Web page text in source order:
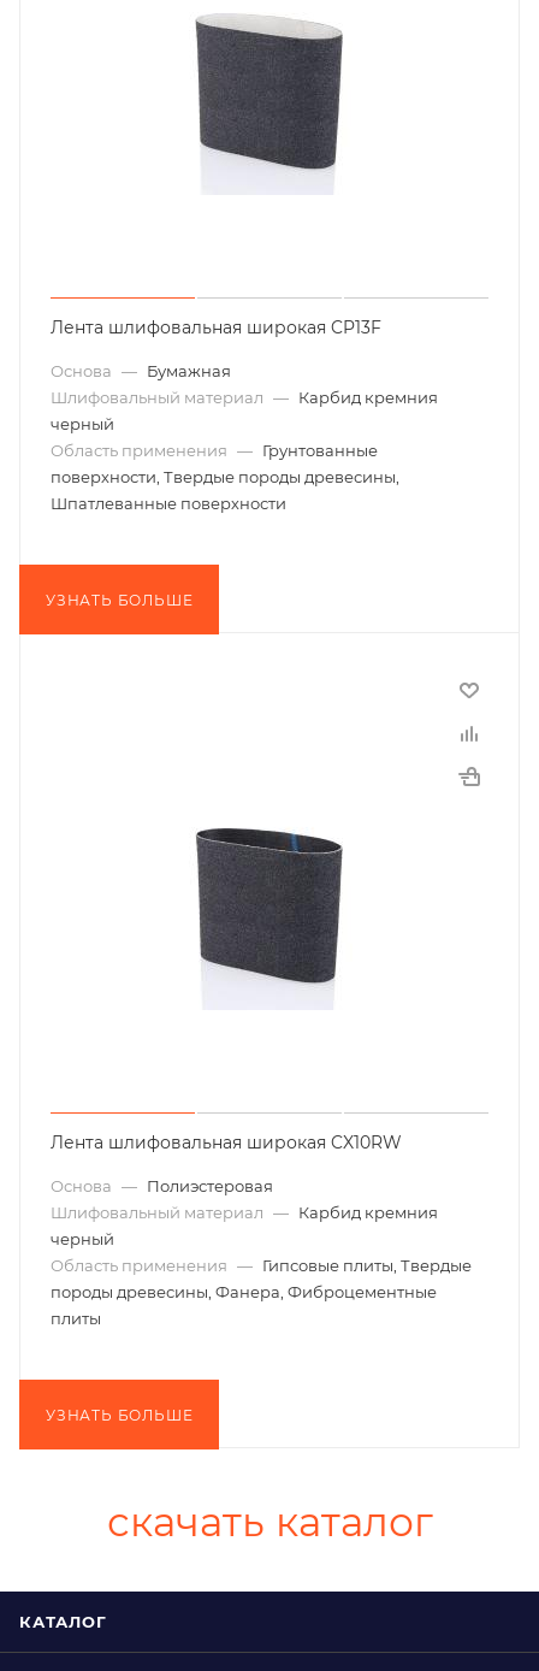
Лента шлифовальная широкая CP13F
Основа — Бумажная
Шлифовальный материал — Карбид кремния
черный
Область применения — Грунтованные
поверхности, Твердые породы древесины,
Шпатлеванные поверхности
УЗНАТЬ БОЛЬШЕ
Лента шлифовальная широкая CX10RW
Основа — Полиэстеровая
Шлифовальный материал — Карбид кремния
черный
Область применения — Гипсовые плиты, Твердые
породы древесины, Фанера, Фиброцементные
плиты
УЗНАТЬ БОЛЬШЕ
скачать каталог
КАТАЛОГ